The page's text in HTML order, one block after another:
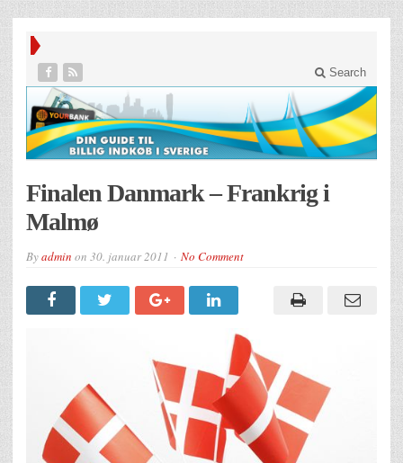
Search
Finalen Danmark – Frankrig i
Malmø
Byadmin on 30. januar 2011 No Comment